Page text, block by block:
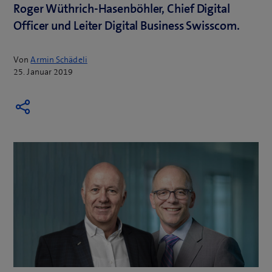
Roger Wüthrich-Hasenböhler, Chief Digital
Officer und Leiter Digital Business Swisscom.
VonArmin Schädeli
25. Januar 2019